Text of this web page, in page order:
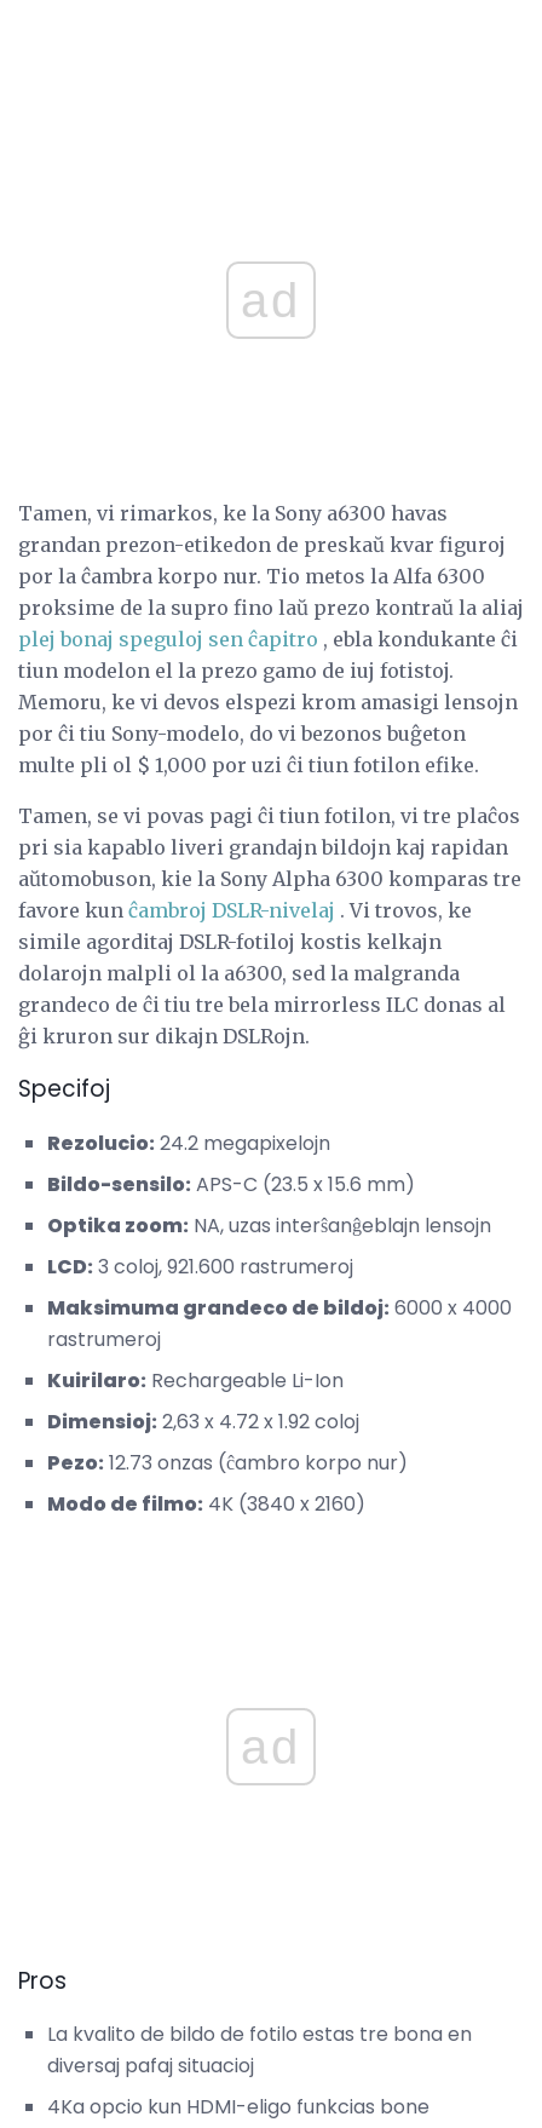
ad
Tamen, vi rimarkos, ke la Sony a6300 havas
grandan prezon-etikedon de preskaŭ kvar figuroj
por la ĉambra korpo nur. Tio metos la Alfa 6300
proksime de la supro fino laŭ prezo kontraŭ la aliaj
plej bonaj speguloj sen ĉapitro , ebla kondukante ĉi
tiun modelon el la prezo gamo de iuj fotistoj.
Memoru, ke vi devos elspezi krom amasigi lensojn
por ĉi tiu Sony-modelo, do vi bezonos buĝeton
multe pli ol $ 1,000 por uzi ĉi tiun fotilon efike.
Tamen, se vi povas pagi ĉi tiun fotilon, vi tre plaĉos
pri sia kapablo liveri grandajn bildojn kaj rapidan
aŭtomobuson, kie la Sony Alpha 6300 komparas tre
favore kun ĉambroj DSLR-nivelaj . Vi trovos, ke
simile agorditaj DSLR-fotiloj kostis kelkajn
dolarojn malpli ol la a6300, sed la malgranda
grandeco de ĉi tiu tre bela mirrorless ILC donas al
ĝi kruron sur dikajn DSLRojn.
Specifoj
Rezolucio: 24.2 megapixelojn
Bildo-sensilo: APS-C (23.5 x 15.6 mm)
Optika zoom: NA, uzas interŝanĝeblajn lensojn
LCD: 3 coloj, 921.600 rastrumeroj
Maksimuma grandeco de bildoj: 6000 x 4000
rastrumeroj
Kuirilaro: Rechargeable Li-Ion
Dimensioj: 2,63 x 4.72 x 1.92 coloj
Pezo: 12.73 onzas (ĉambro korpo nur)
Modo de filmo: 4K (3840 x 2160)
ad
Pros
La kvalito de bildo de fotilo estas tre bona en
diversaj pafaj situacioj
4Ka opcio kun HDMI-eligo funkcias bone